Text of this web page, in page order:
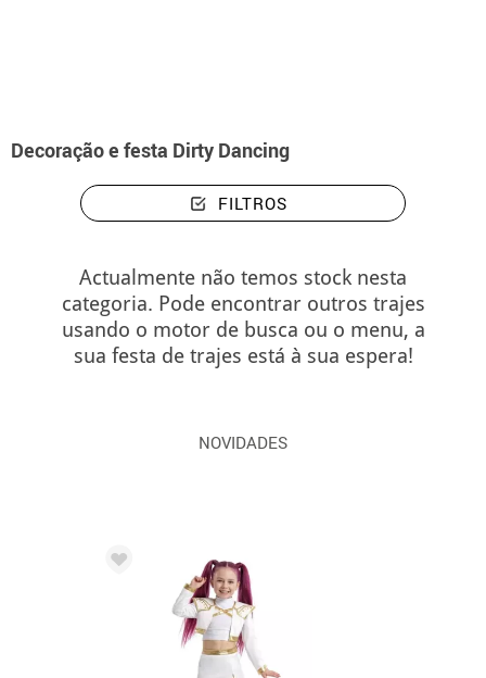
Decoração e festa Dirty Dancing
FILTROS
Actualmente não temos stock nesta
categoria. Pode encontrar outros trajes
usando o motor de busca ou o menu, a
sua festa de trajes está à sua espera!
NOVIDADES